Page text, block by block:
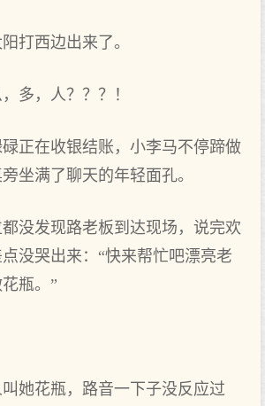
打西边出来了。
多，人？？？！
正在收银结账，小李马不停蹄做
坐满了聊天的年轻面孔。
没发现路老板到达现场，说完欢
没哭出来：“快来帮忙吧漂亮老
瓶。”
她花瓶，路音一下子没反应过